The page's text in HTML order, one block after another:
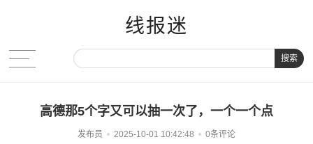
线报迷
搜索
高德那5个字又可以抽一次了，一个一个点
发布员 2025-10-01 10:42:48 0条评论